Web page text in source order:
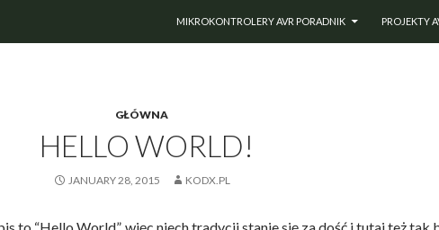
MIKROKONTROLERY AVR PORADNIK
PROJEKTY
GŁÓWNA
HELLO WORLD!
JANUARY 28, 2015 KODX.PL